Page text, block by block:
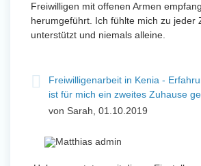
Freiwilligen mit offenen Armen
herumgeführt. Ich fühlte mich zu jeder
unterstützt und niemals alleine.
Freiwilligenarbeit in Kenia -
ist für mich ein zweites Zuhause
von Sarah, 01.10.2019